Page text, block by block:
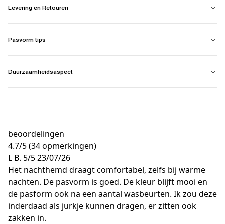
Levering en Retouren
Pasvorm tips
Duurzaamheidsaspect
beoordelingen
4.7/5(34 opmerkingen)
L B. 5/523/07/26
Het nachthemd draagt comfortabel, zelfs bij warme
nachten. De pasvorm is goed. De kleur blijft mooi en
de pasform ook na een aantal wasbeurten. Ik zou deze
inderdaad als jurkje kunnen dragen, er zitten ook
zakken in.